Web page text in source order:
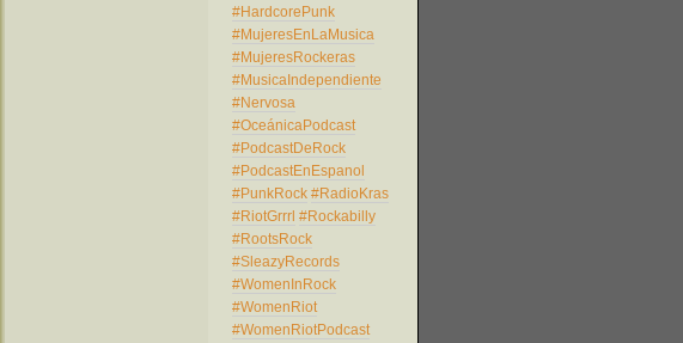
#HardcorePunk
#MujeresEnLaMusica
#MujeresRockeras
#MusicaIndependiente
#Nervosa
#OceánicaPodcast
#PodcastDeRock
#PodcastEnEspanol
#PunkRock #RadioKras
#RiotGrrrl #Rockabilly
#RootsRock
#SleazyRecords
#WomenInRock
#WomenRiot
#WomenRiotPodcast